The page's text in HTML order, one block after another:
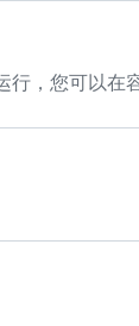
，您可以在